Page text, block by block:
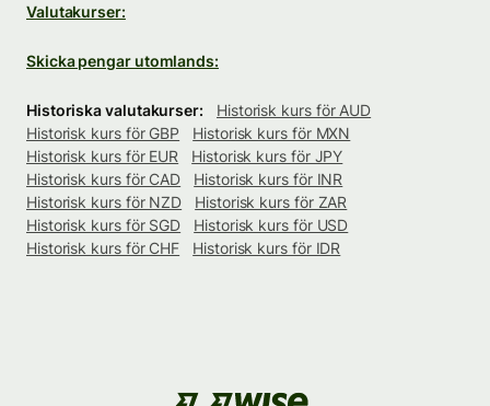
Valutakurser:
Skicka pengar utomlands:
Historiska valutakurser:
Historisk kurs för AUD
Historisk kurs för GBP
Historisk kurs för MXN
Historisk kurs för EUR
Historisk kurs för JPY
Historisk kurs för CAD
Historisk kurs för INR
Historisk kurs för NZD
Historisk kurs för ZAR
Historisk kurs för SGD
Historisk kurs för USD
Historisk kurs för CHF
Historisk kurs för IDR